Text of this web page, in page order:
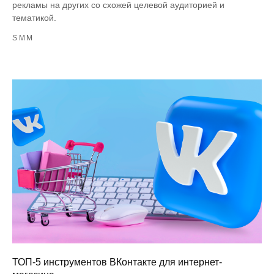
рекламы на других со схожей целевой аудиторией и
тематикой.
SMM
ТОП-5 инструментов ВКонтакте для интернет-